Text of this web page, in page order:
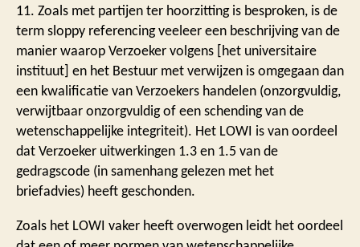
11. Zoals met partijen ter hoorzitting is besproken, is de
term sloppy referencing veeleer een beschrijving van de
manier waarop Verzoeker volgens [het universitaire
instituut] en het Bestuur met verwijzen is omgegaan dan
een kwalificatie van Verzoekers handelen (onzorgvuldig,
verwijtbaar onzorgvuldig of een schending van de
wetenschappelijke integriteit). Het LOWI is van oordeel
dat Verzoeker uitwerkingen 1.3 en 1.5 van de
gedragscode (in samenhang gelezen met het
briefadvies) heeft geschonden.
Zoals het LOWI vaker heeft overwogen leidt het oordeel